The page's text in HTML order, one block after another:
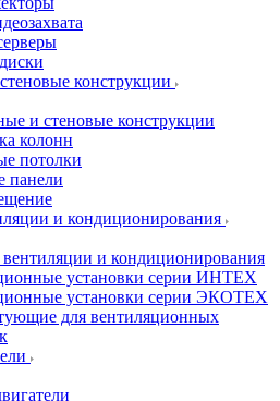
конструкции
и стеновые конструкции
колонн
потолки
панели
и кондиционирования
и кондиционирования
установки серии ИНТЕХ
установки серии ЭКОТЕХ
для вентиляционных